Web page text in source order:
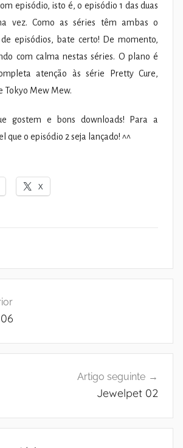
episódio, isto é, o episódio 1 das duas
vez. Como as séries têm ambas o
episódios, bate certo! De momento,
com calma nestas séries. O plano é
atenção às série Pretty Cure,
Tokyo Mew Mew.
gostem e bons downloads! Para a
que o episódio 2 seja lançado! ^^
X
Artigo seguinte
Jewelpet 02